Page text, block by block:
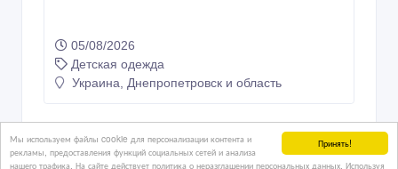
Принять!
Мы используем файлы cookie для персонализации контента и
рекламы, предоставления функций социальных сетей и анализа
нашего трафика. На сайте действует политика о неразглашении персональных данных. Используя
05/08/2026
Детская одежда
Украина, Днепропетровск и область